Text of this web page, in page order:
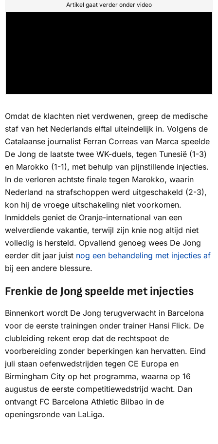
Artikel gaat verder onder video
Omdat de klachten niet verdwenen, greep de medische
staf van het Nederlands elftal uiteindelijk in. Volgens de
Catalaanse journalist Ferran Correas van Marca speelde
De Jong de laatste twee WK-duels, tegen Tunesië (1-3)
en Marokko (1-1), met behulp van pijnstillende injecties.
In de verloren achtste finale tegen Marokko, waarin
Nederland na strafschoppen werd uitgeschakeld (2-3),
kon hij de vroege uitschakeling niet voorkomen.
Inmiddels geniet de Oranje-international van een
welverdiende vakantie, terwijl zijn knie nog altijd niet
volledig is hersteld. Opvallend genoeg wees De Jong
eerder dit jaar juist nog een behandeling met injecties af
bij een andere blessure.
Frenkie de Jong speelde met injecties
Binnenkort wordt De Jong terugverwacht in Barcelona
voor de eerste trainingen onder trainer Hansi Flick. De
clubleiding rekent erop dat de rechtspoot de
voorbereiding zonder beperkingen kan hervatten. Eind
juli staan oefenwedstrijden tegen CE Europa en
Birmingham City op het programma, waarna op 16
augustus de eerste competitiewedstrijd wacht. Dan
ontvangt FC Barcelona Athletic Bilbao in de
openingsronde van LaLiga.